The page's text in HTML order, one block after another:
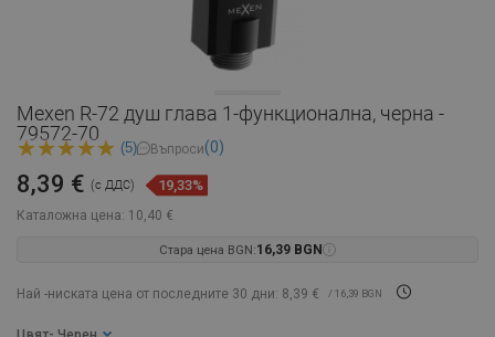
Mexen R-72 душ глава 1-функционална, черна -
79572-70
(5) Въпроси(0)
Каталожна цена: 10,40 €
8,39 € (с ДДС) 19,33%
Стара цена BGN:16,39 BGN
Най -ниската цена от последните 30 дни: 8,39 € / 16,39 BGN